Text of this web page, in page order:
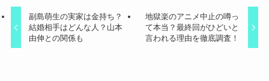
副島萌生の実家は金持ち？
結婚相手はどんな人？山本
由伸との関係も
地獄楽のアニメ中止の噂っ
て本当？最終回がひどいと
言われる理由を徹底調査！